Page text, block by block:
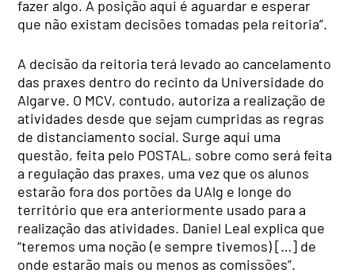
fazer algo. A posição aqui é aguardar e esperar
que não existam decisões tomadas pela reitoria”.
A decisão da reitoria terá levado ao cancelamento
das praxes dentro do recinto da Universidade do
Algarve. O MCV, contudo, autoriza a realização de
atividades desde que sejam cumpridas as regras
de distanciamento social. Surge aqui uma
questão, feita pelo POSTAL, sobre como será feita
a regulação das praxes, uma vez que os alunos
estarão fora dos portões da UAlg e longe do
território que era anteriormente usado para a
realização das atividades. Daniel Leal explica que
“teremos uma noção (e sempre tivemos) […] de
onde estarão mais ou menos as comissões”.